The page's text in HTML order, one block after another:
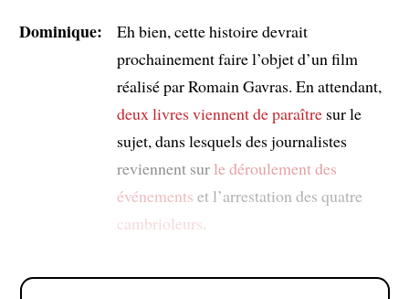
Dominique:
Eh bien, cette histoire devrait
prochainement faire l’objet d’un film
réalisé par Romain Gavras. En attendant,
deux livresviennent de paraîtresur le
sujet, dans lesquels des journalistes
reviennent sur le déroulement des
événements et l’arrestation des quatre
cambrioleurs.